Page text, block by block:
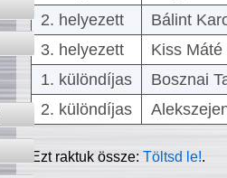
2. helyezett
Bálint
3. helyezett
Kiss
1. különdíjas
Bosznai
2. különdíjas
Ezt raktuk össze:Töltsd le!.